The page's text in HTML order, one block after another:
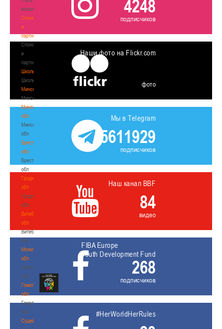
волонтером
Спонсоры
и
партнеры
Спонсоры
и
партнеры
Школы
Школы
Минск
Минск
Минская
обл
Минская
обл
Брестская
обл
Брестская
обл
Гродненская
обл
Гродненская
обл
Витебская
обл
Витебская
обл
Могилевская
обл
Могилевская
обл
Гомельская
обл
Гомельская
обл
Судейство
4248
подписчиков
Наши фото на Flickr.com
фото
Мы в Telegram
5611929
подписчиков
Наш канал BBF
84
видео
FIBA Europe
Youth Development Fund
268
подписчиков
#HerWorldHerRules